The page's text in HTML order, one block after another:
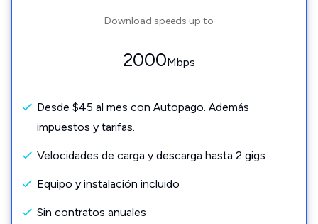
Download speeds up to
2000Mbps
Desde $45 al mes con Autopago. Además
impuestos y tarifas.
Velocidades de carga y descarga hasta 2 gigs
Equipo y instalación incluido
Sin contratos anuales